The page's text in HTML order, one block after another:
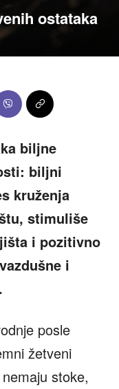
ostataka
biljne
biljni
kruženja
stimuliše
i pozitivno
i
posle
žetveni
stoke,